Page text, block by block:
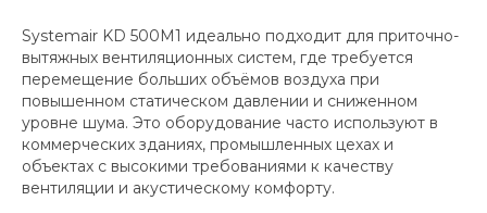
Systemair KD 500M1 идеально подходит для приточно-
вытяжных вентиляционных систем, где требуется
перемещение больших объёмов воздуха при
повышенном статическом давлении и сниженном
уровне шума. Это оборудование часто используют в
коммерческих зданиях, промышленных цехах и
объектах с высокими требованиями к качеству
вентиляции и акустическому комфорту.